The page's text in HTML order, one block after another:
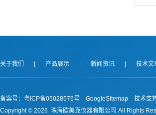
关于我们 产品展示 新闻资讯 技术文
备案号： 粤ICP备05028576号 GoogleSitemap 技术支持
Copyright © 2026 珠海欧美克仪器有限公司 All Rights